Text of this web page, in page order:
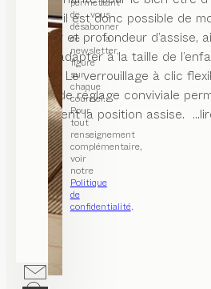
de vous
désabonner
de la
newsletter,
figure
sur
chaque
courriel.
Pour
tout
renseignement
complémentaire,
voir
notre
Politique
de
confidentialité.
chaise, il est donc possible de
hauteur et profondeur d’assise,
de les adapter à la taille de
bureau. Le verrouillage à clic
bague de réglage conviviale
facilement la position assise.